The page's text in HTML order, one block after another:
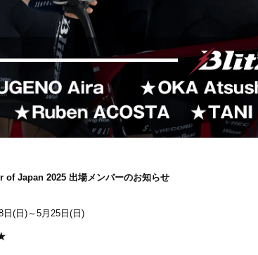
of Japan 2025 出場メンバーのお知らせ
日(日)～5月25日(日)